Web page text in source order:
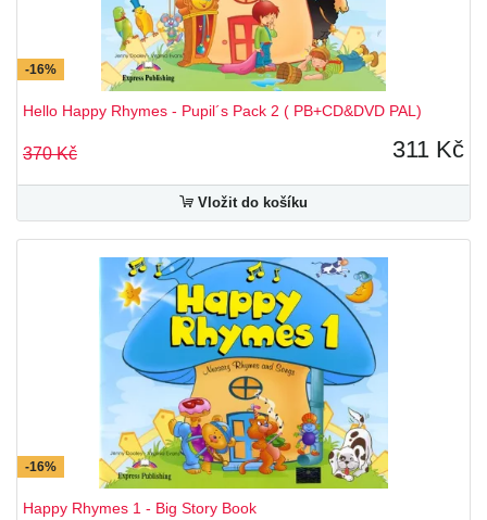
-16%
Hello Happy Rhymes - Pupil´s Pack 2 ( PB+CD&DVD PAL)
370 Kč 311 Kč
Vložit do košíku
-16%
Happy Rhymes 1 - Big Story Book